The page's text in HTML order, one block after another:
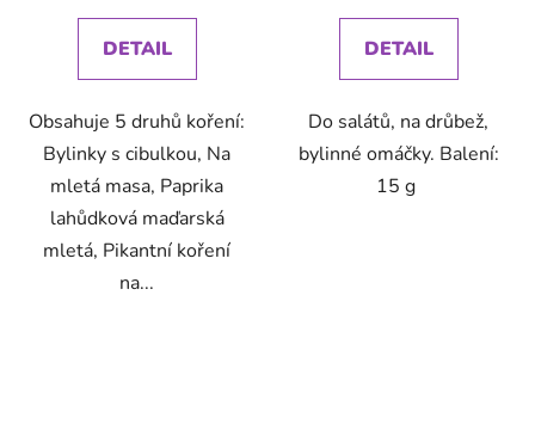
DETAIL
Obsahuje 5 druhů koření:
Bylinky s cibulkou, Na
mletá masa, Paprika
lahůdková maďarská
mletá, Pikantní koření
na...
DETAIL
Do salátů, na drůbež,
bylinné omáčky. Balení:
15 g